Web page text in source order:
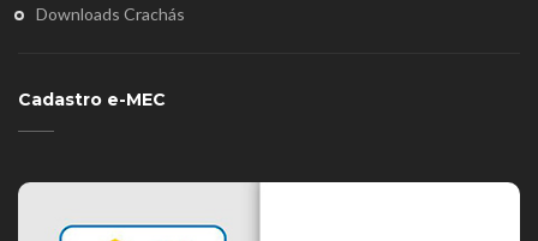
Downloads Crachás
Cadastro e-MEC